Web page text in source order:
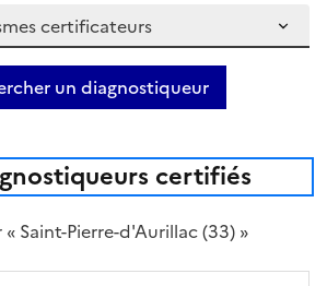
un diagnostiqueur
certifiés
Saint-Pierre-d'Aurillac (33) »